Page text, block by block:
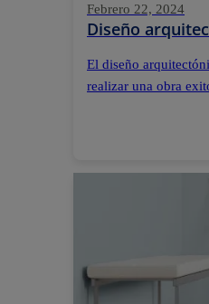
Febrero 22, 2024
Diseño
El diseño
realizar una obra